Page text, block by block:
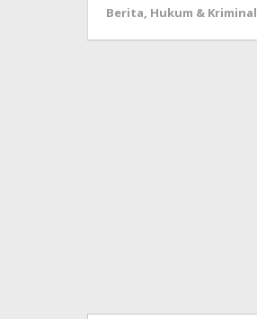
Berita, Hukum & Kriminal